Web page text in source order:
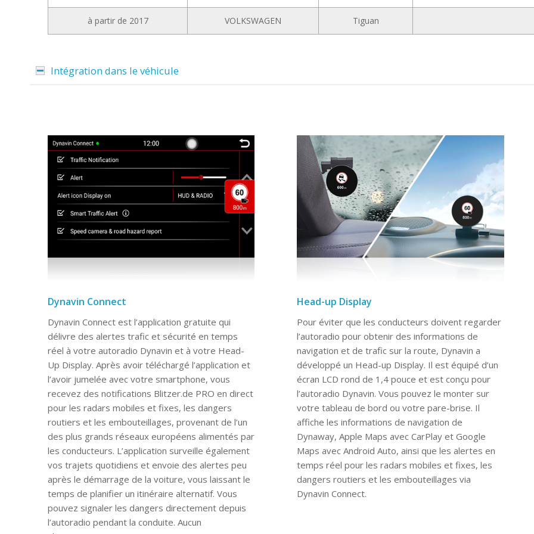
à partir de 2017 VOLKSWAGEN Tiguan
Intégration dans le véhicule
Dynavin Connect
Dynavin Connect est l’application gratuite qui
délivre des alertes trafic et sécurité en temps
réel à votre autoradio Dynavin et à votre Head-
Up Display. Après avoir téléchargé l’application et
l’avoir jumelée avec votre smartphone, vous
recevez des notifications Blitzer.de PRO en direct
pour les radars mobiles et fixes, les dangers
routiers et les embouteillages, provenant de l’un
des plus grands réseaux européens alimentés par
les conducteurs. L’application surveille également
vos trajets quotidiens et envoie des alertes peu
après le démarrage de la voiture, vous laissant le
temps de planifier un itinéraire alternatif. Vous
pouvez signaler les dangers directement depuis
l’autoradio pendant la conduite. Aucun
Head-up Display
Pour éviter que les conducteurs doivent regarder
l’autoradio pour obtenir des informations de
navigation et de trafic sur la route, Dynavin a
développé un Head-up Display. Il est équipé d’un
écran LCD rond de 1,4 pouce et est conçu pour
l’autoradio Dynavin. Vous pouvez le monter sur
votre tableau de bord ou votre pare-brise. Il
affiche les informations de navigation de
Dynaway, Apple Maps avec CarPlay et Google
Maps avec Android Auto, ainsi que les alertes en
temps réel pour les radars mobiles et fixes, les
dangers routiers et les embouteillages via
Dynavin Connect.